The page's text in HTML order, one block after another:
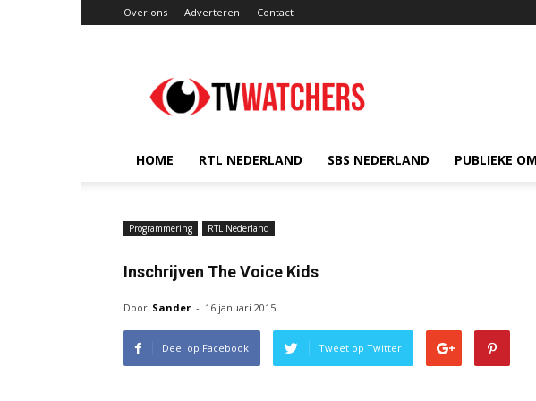
Over ons Adverteren Contact
HOME RTL NEDERLAND SBS NEDERLAND PUBLIEKE
Programmering RTL Nederland
Inschrijven The Voice Kids
Door Sander - 16 januari 2015
Deel op Facebook Tweet op Twitter